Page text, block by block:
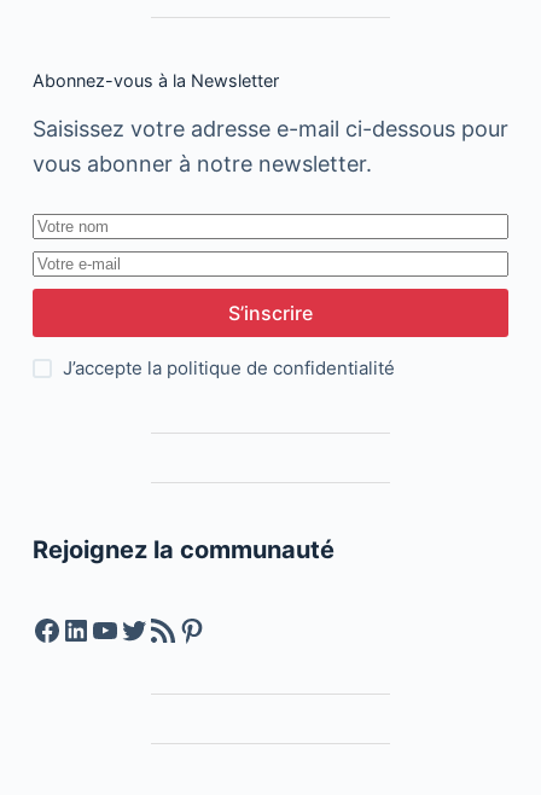
Abonnez-vous à la Newsletter
Saisissez votre adresse e-mail ci-dessous pour
vous abonner à notre newsletter.
S’inscrire
J’accepte la politique de confidentialité
Rejoignez la communauté
Facebook
LinkedIn
YouTube
Twitter
Feed RSSPinterest